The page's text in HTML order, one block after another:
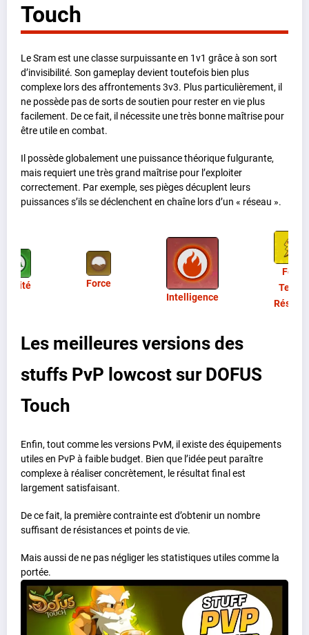
Touch
Le Sram est une classe surpuissante en 1v1 grâce à son sort
d’invisibilité. Son gameplay devient toutefois bien plus
complexe lors des affrontements 3v3. Plus particulièrement, il
ne possède pas de sorts de soutien pour rester en vie plus
facilement. De ce fait, il nécessite une très bonne maîtrise pour
être utile en combat.
Il possède globalement une puissance théorique fulgurante,
mais requiert une très grand maîtrise pour l’exploiter
correctement. Par exemple, ses pièges décuplent leurs
puissances s’ils se déclenchent en chaîne lors d’un « réseau ».
Agilité
Force
Intelligence
Feu
Terre
Réseau
Les meilleures versions des
stuffs PvP lowcost sur DOFUS
Touch
Enfin, tout comme les versions PvM, il existe des équipements
utiles en PvP à faible budget. Bien que l’idée peut paraître
complexe à réaliser concrètement, le résultat final est
largement satisfaisant.
De ce fait, la première contrainte est d’obtenir un nombre
suffisant de résistances et points de vie.
Mais aussi de ne pas négliger les statistiques utiles comme la
portée.